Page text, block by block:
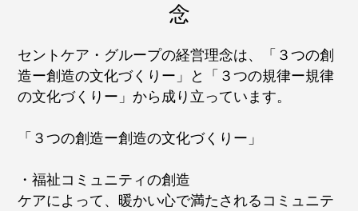
念
セントケア・グループの経営理念は、「３つの創
造ー創造の文化づくりー」と「３つの規律ー規律
の文化づくりー」から成り立っています。
「３つの創造ー創造の文化づくりー」
・福祉コミュニティの創造
ケアによって、暖かい心で満たされるコミュニテ